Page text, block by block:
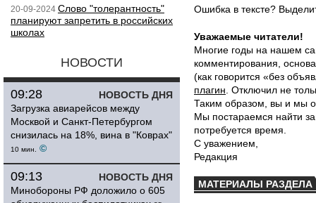
20-09-2024 Слово "толерантность"
планируют запретить в российских
школах
НОВОСТИ
НОВОСТЬ ДНЯ
09:28
Загрузка авиарейсов между
Москвой и Санкт-Петербургом
снизилась на 18%, вина в "Коврах"
10 мин. ©
НОВОСТЬ ДНЯ
09:13
Минобороны РФ доложило о 605
Ошибка в тексте?
Уважаемые читатели!
Многие годы на нашем
комментирования,
(как говорится «без
плагин . Отключил не
Таким образом, вы и мы
Мы постараемся найти
потребуется время.
С уважением,
Редакция
МАТЕРИАЛЫ РАЗДЕЛА